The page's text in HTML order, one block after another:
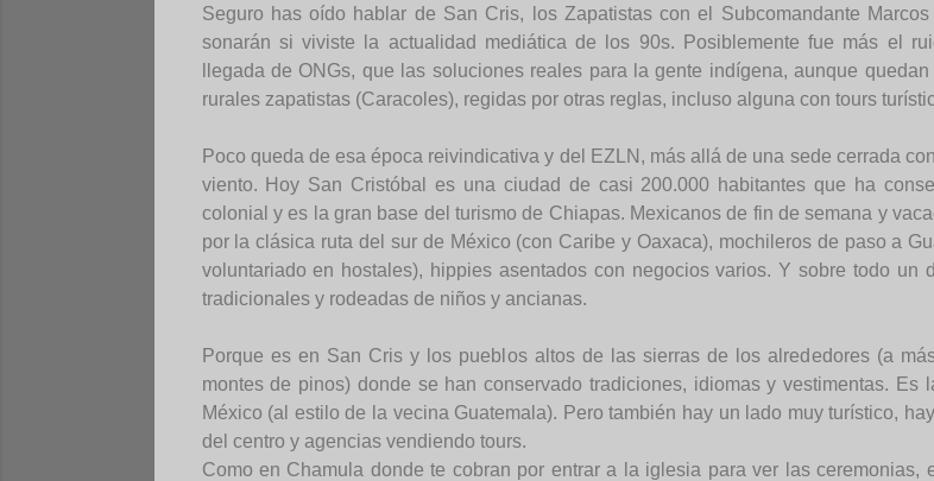
Seguro has oído hablar de San Cris, los Zapatistas con el Subcomandante
sonarán si viviste la actualidad mediática de los 90s. Posiblemente fue más el
llegada de ONGs, que las soluciones reales para la gente indígena, aunque
rurales zapatistas (Caracoles), regidas por otras reglas, incluso alguna con tours
Poco queda de esa época reivindicativa y del EZLN, más allá de una sede cerrada
viento. Hoy San Cristóbal es una ciudad de casi 200.000 habitantes que ha
colonial y es la gran base del turismo de Chiapas. Mexicanos de fin de semana y
por la clásica ruta del sur de México (con Caribe y Oaxaca), mochileros de paso a
voluntariado en hostales), hippies asentados con negocios varios. Y sobre todo un
tradicionales y rodeadas de niños y ancianas.
Porque es en San Cris y los pueblos altos de las sierras de los alrededores (a
montes de pinos) donde se han conservado tradiciones, idiomas y vestimentas. Es
México (al estilo de la vecina Guatemala). Pero también hay un lado muy turístico,
del centro y agencias vendiendo tours.
Como en Chamula donde te cobran por entrar a la iglesia para ver las ceremonias,